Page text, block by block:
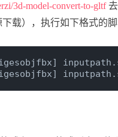
3d-model-convert-to-gltf去
载），执行如下格式的